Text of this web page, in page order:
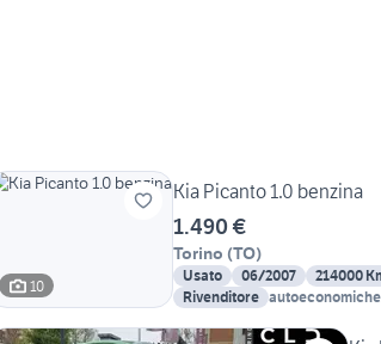
10
Kia Picanto 1.0 benzina
1.490 €
Torino (TO)
Usato 06/2007 214000
Rivenditore